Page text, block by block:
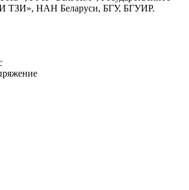
ТЗИ», НАН Беларуси, БГУ, БГУИР.